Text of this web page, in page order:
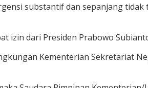
substantif dan sepanjang
izin dari Presiden Prabowo
Kementerian Sekretariat